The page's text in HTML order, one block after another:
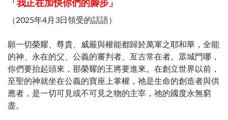
「我正在加快你們的腳步」
（2025年4月3日領受的話語）
願一切榮耀、尊貴、威嚴與權能都歸於萬軍之耶和華，全能
的神、永在的父、公義的審判者、亙古常在者。眾城門哪，
你們要抬起頭來，那榮耀的王將要進來。在創立世界以前，
至聖的神就坐在公義的寶座上掌權，祂是生命的創造者與供
應者，是一切可見或不可見之物的主宰，祂的國度永無窮
盡。